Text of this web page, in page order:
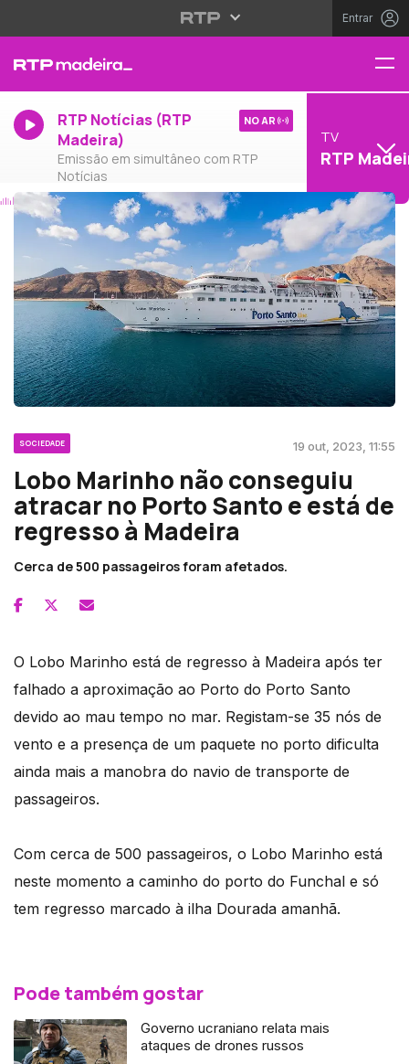
Entrar
RTP Notícias (RTP
Madeira)
Emissão em simultâneo com RTP
Notícias
NO AR
TV
RTP
SOCIEDADE 19 out, 2023, 11:55
Lobo Marinho não conseguiu
atracar no Porto Santo e está de
regresso à Madeira
Cerca de 500 passageiros foram afetados.
O Lobo Marinho está de regresso à Madeira após ter
falhado a aproximação ao Porto do Porto Santo
devido ao mau tempo no mar. Registam-se 35 nós de
vento e a presença de um paquete no porto dificulta
ainda mais a manobra do navio de transporte de
passageiros.
Com cerca de 500 passageiros, o Lobo Marinho está
neste momento a caminho do porto do Funchal e só
tem regresso marcado à ilha Dourada amanhã.
Pode também gostar
Governo ucraniano relata mais
ataques de drones russos